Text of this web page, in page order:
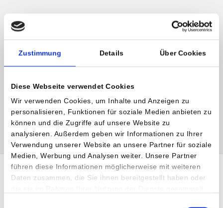
Zustimmung Details Über Cookies
Diese Webseite verwendet Cookies
Wir verwenden Cookies, um Inhalte und Anzeigen zu
personalisieren, Funktionen für soziale Medien anbieten zu
können und die Zugriffe auf unsere Website zu
analysieren. Außerdem geben wir Informationen zu Ihrer
Verwendung unserer Website an unsere Partner für soziale
Medien, Werbung und Analysen weiter. Unsere Partner
führen diese Informationen möglicherweise mit weiteren
Daten zusammen, die Sie ihnen bereitgestellt haben oder
Kontakt und weitere Informationen
Dr. Philipp Kolloros
Facharzt für Orthopädie und orthopädische Chirurgie
Schwerpunkte Hüfte und Knie
Privatklinik Villach
T:+43 (0)4242 3044-0
E:philipp.kolloros@privatklinik-villach.at